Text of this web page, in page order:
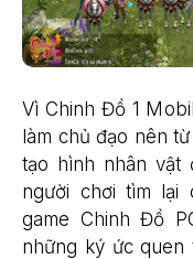
Vì Chinh Đồ 1
làm chủ đạo nên
tạo hình nhân vật
người chơi tìm lại
game Chinh Đồ
những ký ức quen